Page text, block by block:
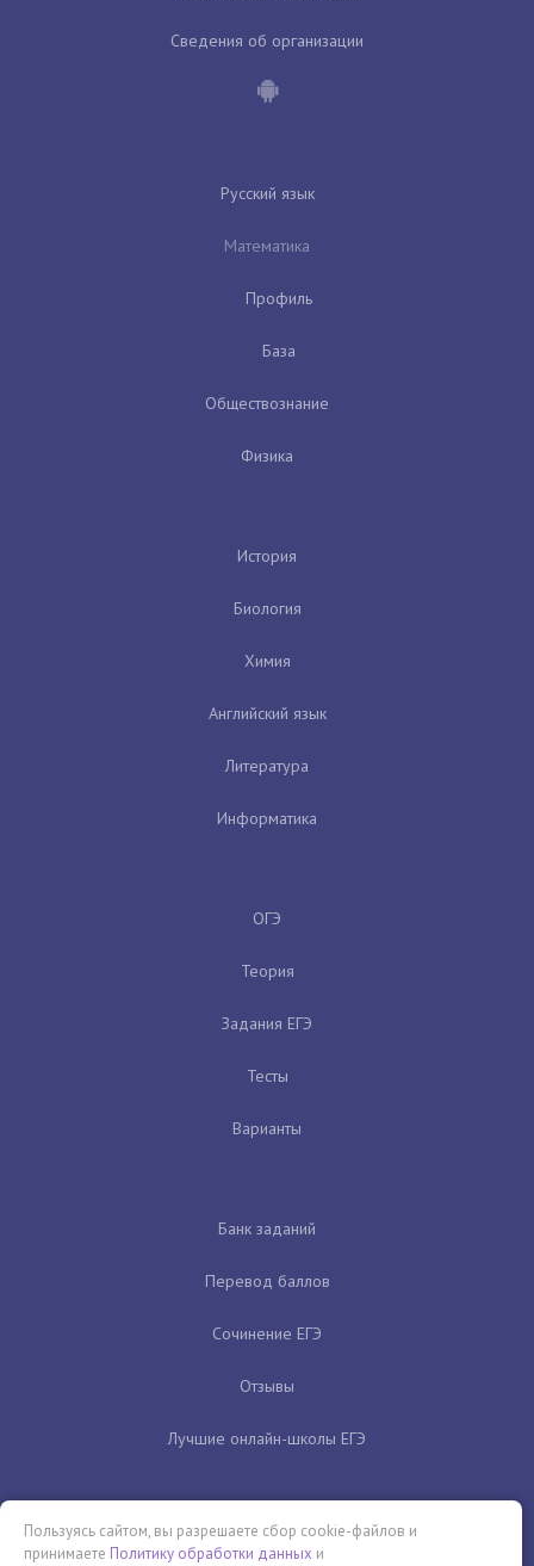
Сведения об организации
Русский язык
Математика
Профиль
База
Обществознание
Физика
История
Биология
Химия
Английский язык
Литература
Информатика
ОГЭ
Теория
Задания ЕГЭ
Тесты
Варианты
Банк заданий
Перевод баллов
Сочинение ЕГЭ
Отзывы
Лучшие онлайн-школы ЕГЭ
Пользуясь сайтом, вы разрешаете сбор cookie-файлов и
принимаете Политику обработки данных и